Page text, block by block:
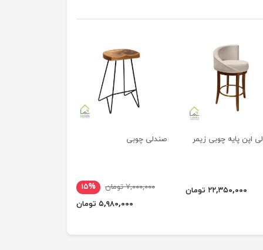
اپن پایه چوبی زیمر
۲۲,۳۵۰,۰۰۰ تومان
صندلی چوبی
۷,۰۰۰,۰۰۰ تومان
۱۵%
۵,۹۸۰,۰۰۰ تومان